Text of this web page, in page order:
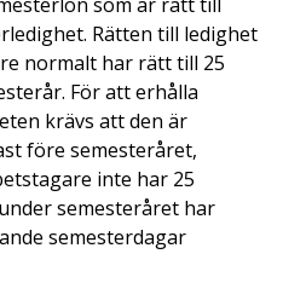
Rätten till ledighet
normalt har rätt till 25
För att erhålla
krävs att den är
före semesteråret,
inte har 25
semesteråret har
semesterdagar